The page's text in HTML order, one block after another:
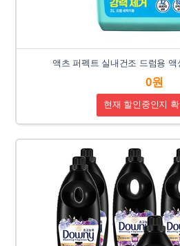
액츠 퍼펙트 실내건조 드럼용 액
0원
현재 할인중인지 확